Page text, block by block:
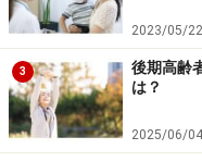
金を受け取っている
ること（業務外の病
連続して3日以上休ん
これらを満たしてい
2023/05/22
3
後期高齢
は？
2025/06/04